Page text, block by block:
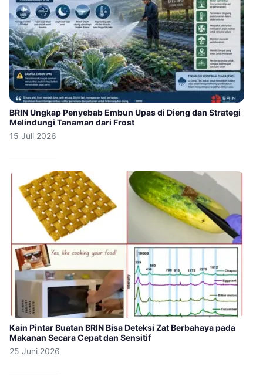
BRIN Ungkap Penyebab Embun Upas di Dieng dan Strategi
Melindungi Tanaman dari Frost
15 Juli 2026
Kain Pintar Buatan BRIN Bisa Deteksi Zat Berbahaya pada
Makanan Secara Cepat dan Sensitif
25 Juni 2026